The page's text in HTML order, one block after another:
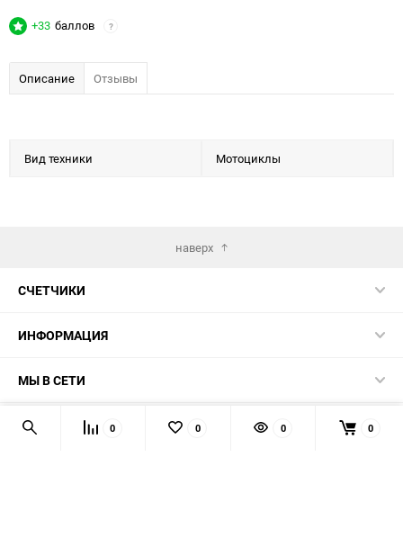
+33 баллов ?
Описание Отзывы
Вид техники Мотоциклы
наверх
СЧЕТЧИКИ
ИНФОРМАЦИЯ
МЫ В СЕТИ
КОНТАКТЫ 0 0 0 0